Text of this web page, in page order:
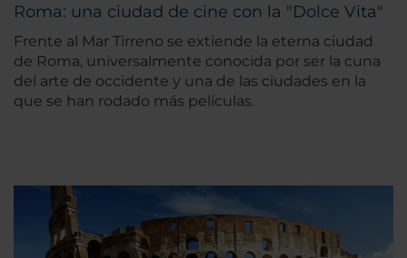
Roma: una ciudad de cine con la "Dolce Vita"
Frente al Mar Tirreno se extiende la eterna ciudad
de Roma, universalmente conocida por ser la cuna
del arte de occidente y una de las ciudades en la
que se han rodado más películas.